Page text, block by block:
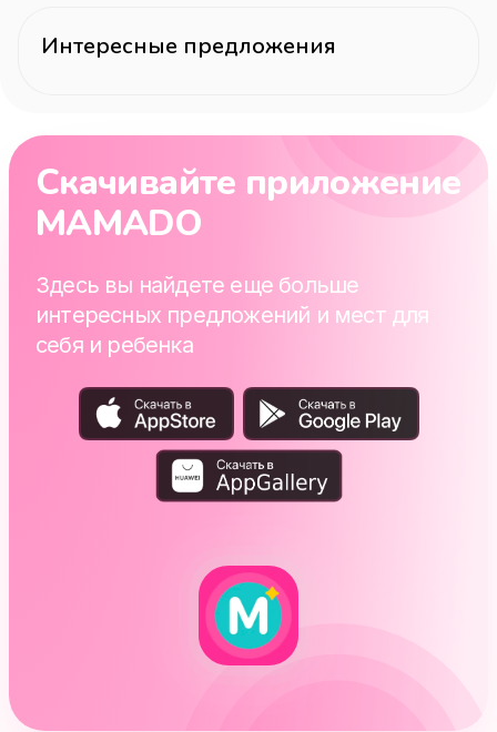
Интересные предложения
Скачивайте приложение
MAMADO
Здесь вы найдете еще больше
интересных предложений и мест для
себя и ребенка